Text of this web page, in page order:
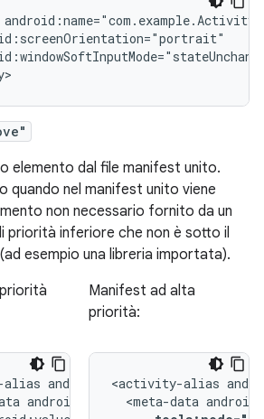
elemento dal file manifest unito.
quando nel manifest unito viene
non necessario fornito da un
priorità inferiore che non è sotto il
esempio una libreria importata).
Manifest ad alta
priorità:
<activity-alias
<meta-data